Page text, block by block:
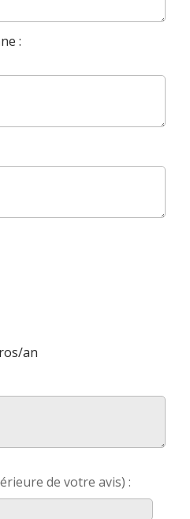
:
an
de votre avis) :